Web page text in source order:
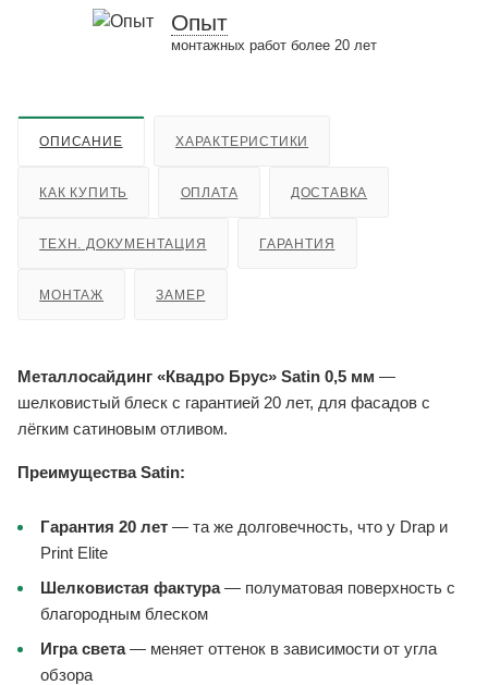
Опыт
монтажных работ более 20 лет
ОПИСАНИЕ ХАРАКТЕРИСТИКИ
КАК КУПИТЬ ОПЛАТА ДОСТАВКА
ТЕХН. ДОКУМЕНТАЦИЯ ГАРАНТИЯ
МОНТАЖ ЗАМЕР
Металлосайдинг «Квадро Брус» Satin 0,5 мм —
шелковистый блеск с гарантией 20 лет, для фасадов с
лёгким сатиновым отливом.
Преимущества Satin:
Гарантия 20 лет — та же долговечность, что у Drap и
Print Elite
Шелковистая фактура— полуматовая поверхность с
благородным блеском
Игра света— меняет оттенок в зависимости от угла
обзора